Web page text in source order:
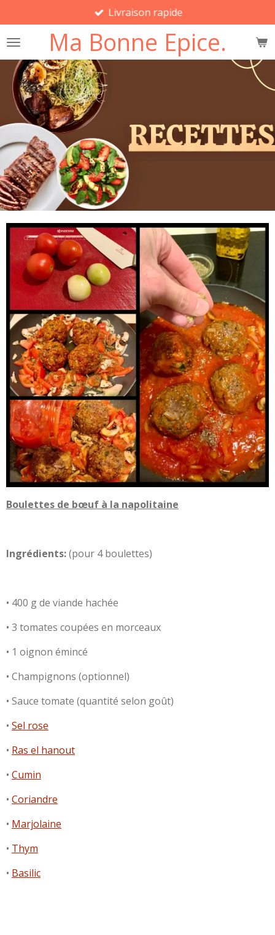
au
contenu
Ma Bonne Epice.
Livraison rapide
Boulettes de bœuf à la napolitaine
Ingrédients:(pour 4 boulettes)
• 400 g de viande hachée
• 3 tomates coupées en morceaux
• 1 oignon émincé
• Champignons (optionnel)
• Sauce tomate (quantité selon goût)
• Sel rose
• Ras el hanout
• Cumin
• Coriandre
• Marjolaine
• Thym
• Basilic